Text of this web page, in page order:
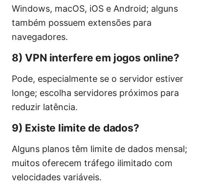
Windows, macOS, iOS e Android; alguns
também possuem extensões para
navegadores.
8) VPN interfere em jogos online?
Pode, especialmente se o servidor estiver
longe; escolha servidores próximos para
reduzir latência.
9) Existe limite de dados?
Alguns planos têm limite de dados mensal;
muitos oferecem tráfego ilimitado com
velocidades variáveis.